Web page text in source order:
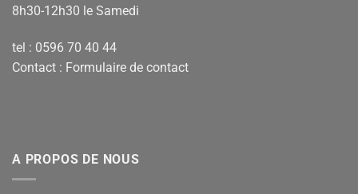
8h30-12h30 le Samedi
tel : 0596 70 40 44
Contact : Formulaire de contact
A PROPOS DE NOUS